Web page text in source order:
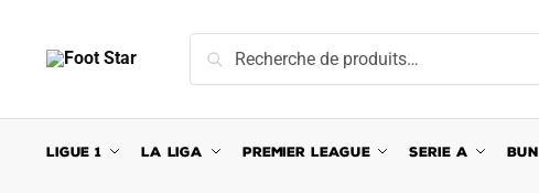
navigation
content
pour :
Recherche
LIGUE 1 LA LIGA PREMIER LEAGUE SERIE A